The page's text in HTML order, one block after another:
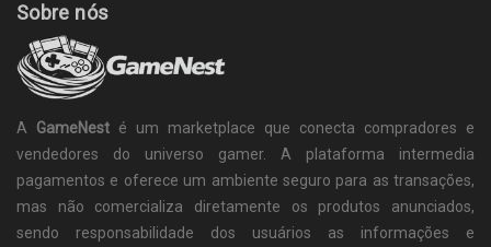
Sobre nós
A GameNest é um marketplace que conecta compradores e
vendedores do universo gamer. A plataforma intermedia
pagamentos e oferece um ambiente seguro para as transações,
mas não comercializa diretamente os produtos anunciados,
sendo responsabilidade dos usuários as informações e